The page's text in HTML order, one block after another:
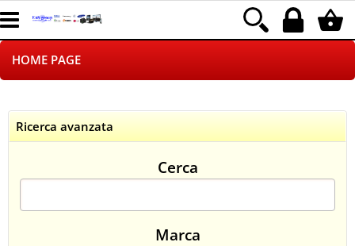
HOME PAGE
LOGISTICA
NEGOZI ON LINE
Ricerca avanzata
Cerca
Marca